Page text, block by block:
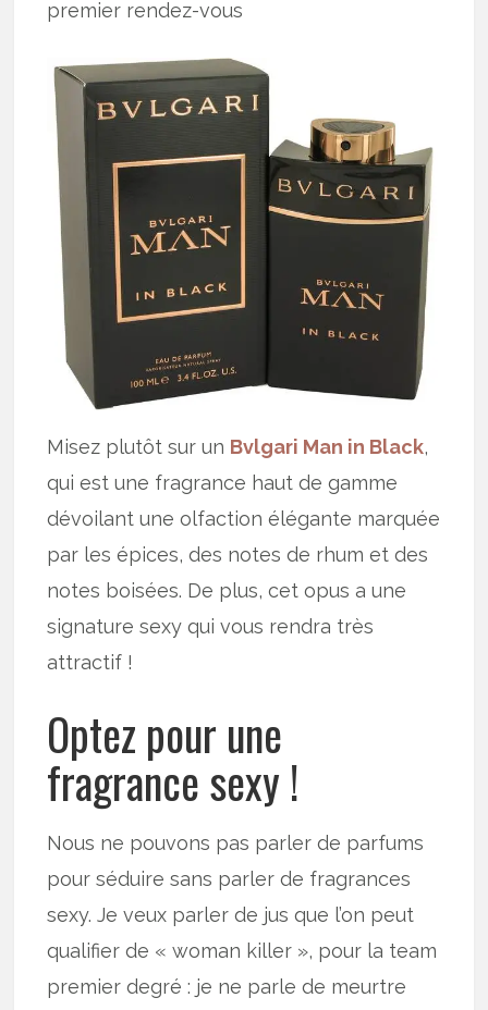
premier rendez-vous
Misez plutôt sur un Bvlgari Man in Black,
qui est une fragrance haut de gamme
dévoilant une olfaction élégante marquée
par les épices, des notes de rhum et des
notes boisées. De plus, cet opus a une
signature sexy qui vous rendra très
attractif !
Optez pour une
fragrance sexy !
Nous ne pouvons pas parler de parfums
pour séduire sans parler de fragrances
sexy. Je veux parler de jus que l’on peut
qualifier de « woman killer », pour la team
premier degré : je ne parle de meurtre